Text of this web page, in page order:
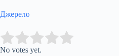
Джерело
Rate this item:
No votes yet.